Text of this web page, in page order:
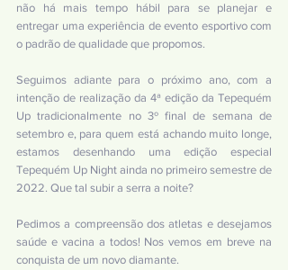
não há mais tempo hábil para se planejar e
entregar uma experiência de evento esportivo com
o padrão de qualidade que propomos.
Seguimos adiante para o próximo ano, com a
intenção de realização da 4ª edição da Tepequém
Up tradicionalmente no 3º final de semana de
setembro e, para quem está achando muito longe,
estamos desenhando uma edição especial
Tepequém Up Night ainda no primeiro semestre de
2022. Que tal subir a serra a noite?
Pedimos a compreensão dos atletas e desejamos
saúde e vacina a todos! Nos vemos em breve na
conquista de um novo diamante.